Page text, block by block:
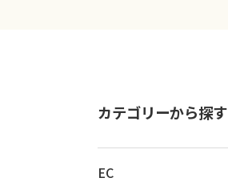
カテゴリーから探す
EC